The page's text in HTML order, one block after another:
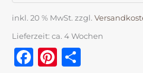
inkl. 20 % MwSt. zzgl.
Lieferzeit: ca. 4 Wochen
Facebook
Pinterest